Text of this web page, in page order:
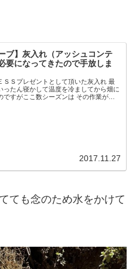
ブ】灰入れ（アッシュコンテ
要になってきたので手放しま
ＳＳプレゼントとして頂いた灰入れ 最
ったん寝かして温度を冷ましてから畑に
ですがここ数シーズンは その作業が面
2017.11.27
ても念のため水をかけて